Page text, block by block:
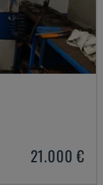
21.000 €